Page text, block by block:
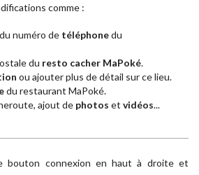
comme :
du numéro de téléphonedu
du resto cacher MaPoké.
ou ajouter plus de détail sur ce lieu.
du restaurant MaPoké.
ajout de photos et vidéos...
bouton connexion en haut à droite et